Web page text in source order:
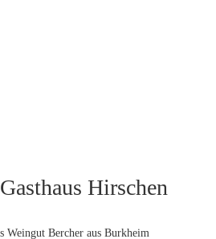
Hirschen
Weingut Bercher aus Burkheim